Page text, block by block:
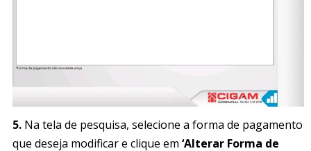
5. Na tela de pesquisa, selecione a forma de pagamento
que deseja modificar e clique em ‘Alterar Forma de